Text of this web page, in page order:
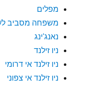
מפלים
משפחה מסביב
נאנג'ינג
ניו זילנד
ניו זילנד אי דרומי
ניו זילנד אי צפוני